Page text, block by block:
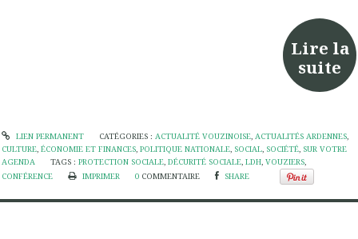
Lire la
suite
LIEN PERMANENT CATÉGORIES : ACTUALITÉ VOUZINOISE, ACTUALITÉS ARDENNES,
CULTURE, ÉCONOMIE ET FINANCES, POLITIQUE NATIONALE, SOCIAL, SOCIÉTÉ, SUR VOTRE
AGENDA
TAGS :PROTECTION SOCIALE,DÉCURITÉ SOCIALE,LDH,VOUZIERS,
CONFÉRENCE
IMPRIMER 0 COMMENTAIRE SHARE